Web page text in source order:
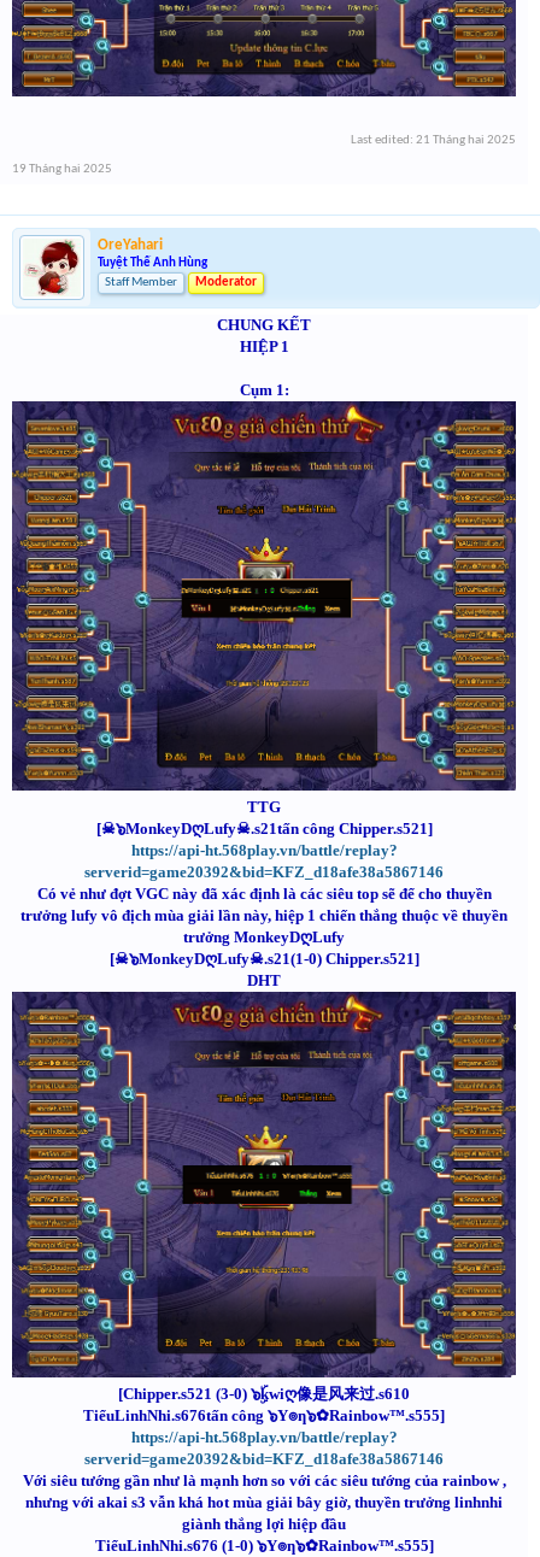
Last edited: 21 Tháng hai 2025
19 Tháng hai 2025
OreYahari
Tuyệt Thế Anh Hùng
Staff Member
Moderator
CHUNG KẾT
HIỆP 1
Cụm 1:
TTG
[☠๖MonkeyDღLufy☠.s21tấn công Chipper.s521]
https://api-ht.568play.vn/battle/replay?
serverid=game20392&bid=KFZ_d18afe38a5867146
Có vẻ như đợt VGC này đã xác định là các siêu top sẽ để cho thuyền
trưởng lufy vô địch mùa giải lần này, hiệp 1 chiến thắng thuộc về thuyền
trưởng MonkeyDღLufy
[☠๖MonkeyDღLufy☠.s21(1-0) Chipper.s521]
DHT
[Chipper.s521 (3-0) ๖ۣۜkwiღ像是风来过.s610
TiểuLinhNhi.s676tấn công ๖Y๏ƞ๖✿Rainbow™.s555]
https://api-ht.568play.vn/battle/replay?
serverid=game20392&bid=KFZ_d18afe38a5867146
Với siêu tướng gần như là mạnh hơn so với các siêu tướng của rainbow ,
nhưng với akai s3 vẫn khá hot mùa giải bây giờ, thuyền trưởng linhnhi
giành thắng lợi hiệp đầu
TiểuLinhNhi.s676 (1-0) ๖Y๏ƞ๖✿Rainbow™.s555]